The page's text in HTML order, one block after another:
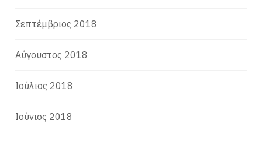
Σεπτέμβριος 2018
Αύγουστος 2018
Ιούλιος 2018
Ιούνιος 2018